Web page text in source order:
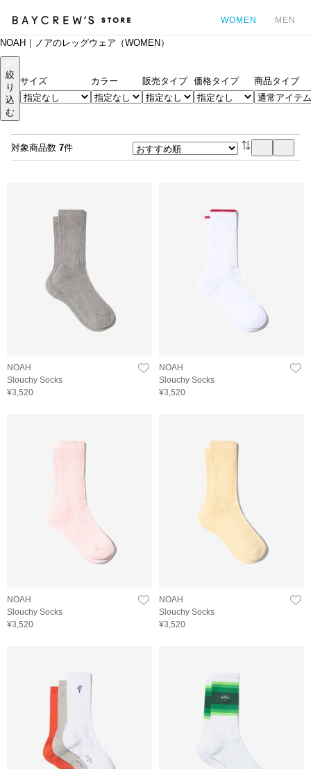
WOMEN MEN
NOAH｜ノアのレッグウェア（WOMEN）
絞
り
込
む
サイズ カラー 販売タイプ 価格タイプ 商品タイプ
対象商品数 7件
NOAH
Slouchy Socks
¥3,520
NOAH
Slouchy Socks
¥3,520
NOAH
Slouchy Socks
¥3,520
NOAH
Slouchy Socks
¥3,520